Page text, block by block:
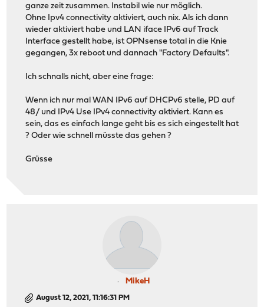
ganze zeit zusammen. Instabil wie nur möglich.
Ohne Ipv4 connectivity aktiviert, auch nix. Als ich dann
wieder aktiviert habe und LAN iface IPv6 auf Track
Interface gestellt habe, ist OPNsense total in die Knie
gegangen, 3x reboot und dannach "Factory Defaults".
Ich schnalls nicht, aber eine frage:
Wenn ich nur mal WAN IPv6 auf DHCPv6 stelle, PD auf
48/ und IPv4 Use IPv4 connectivity aktiviert. Kann es
sein, das es einfach lange geht bis es sich eingestellt hat
? Oder wie schnell müsste das gehen ?
Grüsse
MikeH
August 12, 2021, 11:16:31 PM